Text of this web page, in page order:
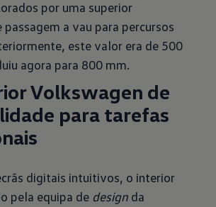
por uma superior
passagem a vau para percursos
este valor era de 500
agora para 800 mm.
Volkswagen de
para tarefas
digitais intuitivos, o interior
pela equipa de design da